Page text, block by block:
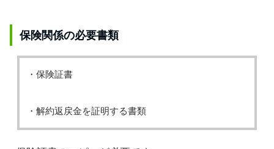
保険関係の必要書類
・保険証書
・解約返戻金を証明する書類